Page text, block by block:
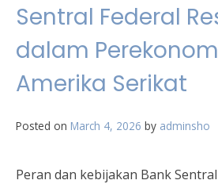
Sentral Federal
dalam
Amerika Serikat
Posted on March 4, 2026 by adminsho
Peran dan kebijakan Bank